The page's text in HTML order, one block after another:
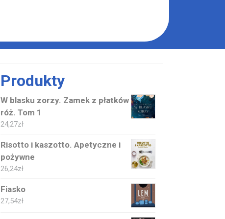
Produkty
W blasku zorzy. Zamek z płatków
róż. Tom 1
24,27zł
Risotto i kaszotto. Apetyczne i
pożywne
26,24zł
Fiasko
27,54zł